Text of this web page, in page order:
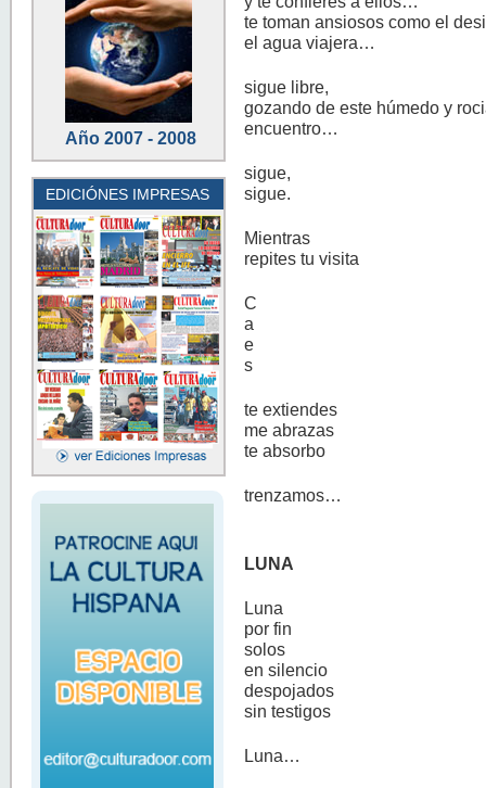
Año 2007 - 2008
EDICIÓNES IMPRESAS
te toman ansiosos como el
el agua viajera…
sigue libre,
gozando de este húmedo y
encuentro…
sigue,
sigue.
Mientras
repites tu visita
C
a
e
s
te extiendes
me abrazas
te absorbo
trenzamos…
LUNA
Luna
por fin
solos
en silencio
despojados
sin testigos
Luna…